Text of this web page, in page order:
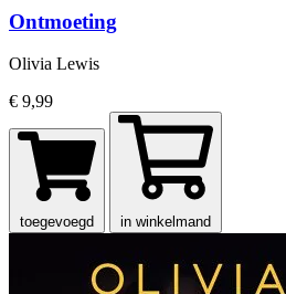
Ontmoeting
Olivia Lewis
€ 9,99
toegevoegd in winkelmand